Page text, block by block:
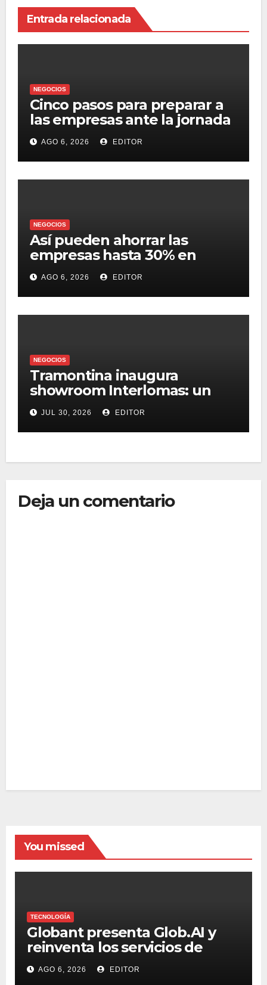
Entrada relacionada
NEGOCIOS
Cinco pasos para preparar a
las empresas ante la jornada
laboral de 40 horas
AGO 6, 2026 EDITOR
NEGOCIOS
Así pueden ahorrar las
empresas hasta 30% en
presupuesto
AGO 6, 2026 EDITOR
NEGOCIOS
Tramontina inaugura
showroom Interlomas: un
espacio para vivir la
experiencia de sus
soluciones profesionales y
JUL 30, 2026 EDITOR
Deja un comentario
You missed
TECNOLOGÍA
Globant presenta Glob.AI y
reinventa los servicios de
tecnología para la era de la IA
AGO 6, 2026 EDITOR